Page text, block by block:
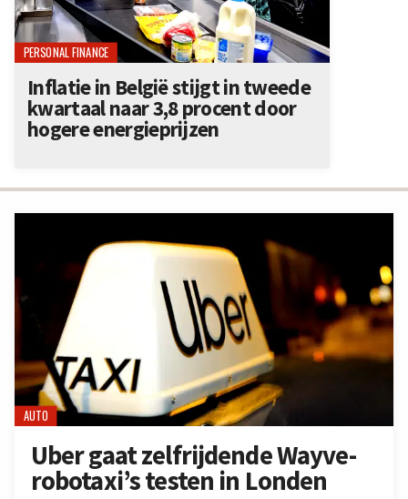
AUTO
Uber gaat zelfrijdende Wayve-
robotaxi’s testen in Londen
PERSONAL FINANCE
Inflatie in België stijgt in tweede
kwartaal naar 3,8 procent door
hogere energieprijzen